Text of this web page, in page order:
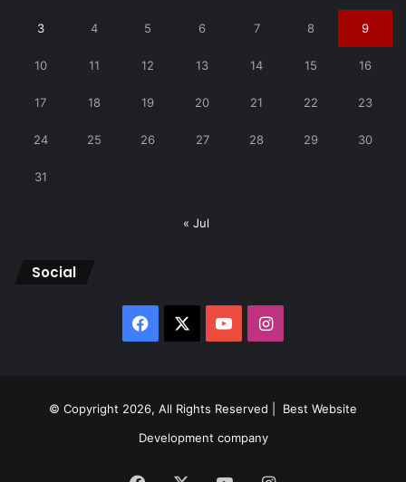
3 4 5 6 7 8 9
10 11 12 13 14 15 16
17 18 19 20 21 22 23
24 25 26 27 28 29 30
31
« Jul
Social
Facebook YouTubeInstagram
© Copyright 2026, All Rights Reserved | Best Website
Development company